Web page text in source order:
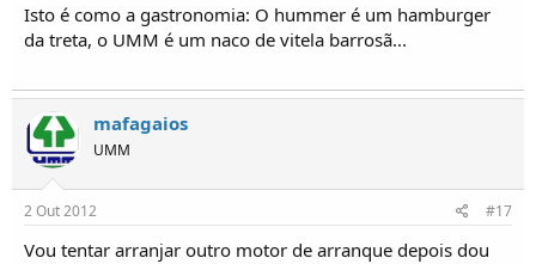
Isto é como a gastronomia: O hummer é um hamburger
da treta, o UMM é um naco de vitela barrosã...
mafagaios
UMM
2 Out 2012 #17
Vou tentar arranjar outro motor de arranque depois dou